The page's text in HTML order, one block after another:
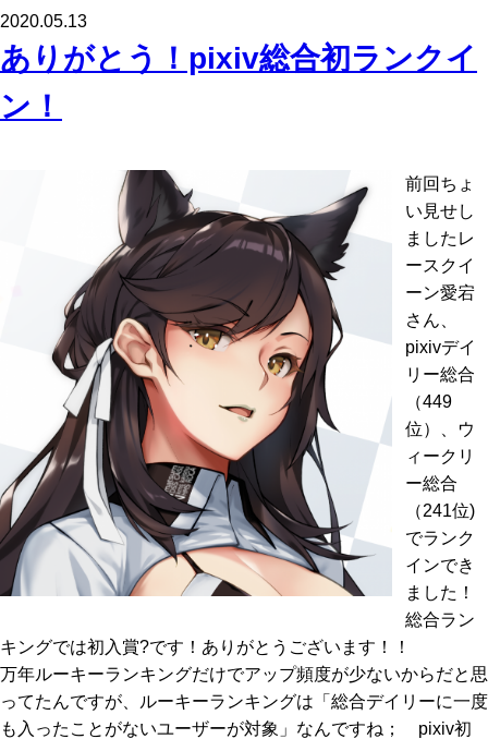
2020.05.13
ありがとう！pixiv総合初ランクイ
ン！
前回ちょ
い見せし
ましたレ
ースクイ
ーン愛宕
さん、
pixivデイ
リー総合
（449
位）、ウ
ィークリ
ー総合
（241位)
でランク
インでき
ました！
総合ラン
キングでは初入賞?です！ありがとうございます！！
万年ルーキーランキングだけでアップ頻度が少ないからだと思
ってたんですが、ルーキーランキングは「総合デイリーに一度
も入ったことがないユーザーが対象」なんですね； pixiv初